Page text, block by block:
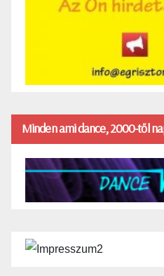
Minden ami dance, 2000-től